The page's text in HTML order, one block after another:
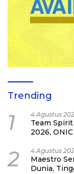
Trending
1 4 Agustus
Team
2026,
2 4 Agustus
Maestro
Dunia,